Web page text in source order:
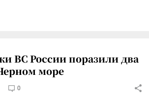
ВС России поразили два
море
0